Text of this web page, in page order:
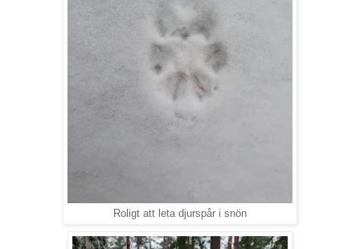
Roligt att leta djurspår i snön